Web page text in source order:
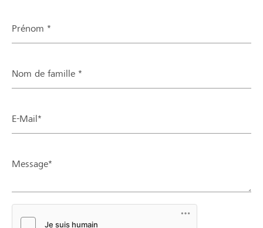
Prénom *
Nom de famille *
E-Mail*
Message*